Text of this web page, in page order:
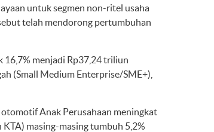
untuk segmen non-ritel usaha
telah mendorong pertumbuhan
16,7% menjadi Rp37,24 triliun
(Small Medium Enterprise/SME+),
Anak Perusahaan meningkat
masing-masing tumbuh 5,2%